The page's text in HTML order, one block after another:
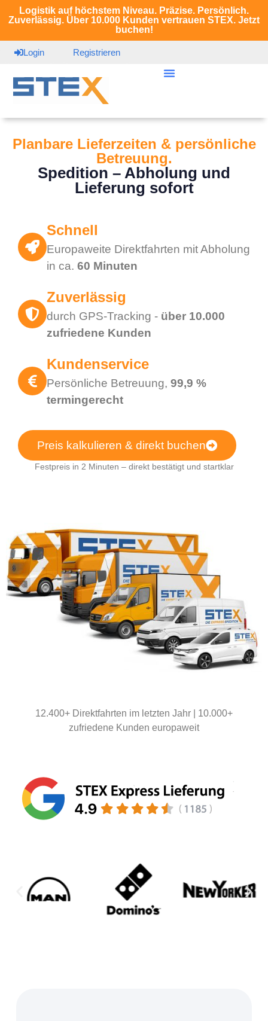
Logistik auf höchstem Niveau. Präzise. Persönlich.
Zuverlässig. Über 10.000 Kunden vertrauen STEX. Jetzt
buchen!
Login Registrieren
Planbare Lieferzeiten & persönliche
Betreuung.
Spedition – Abholung und
Lieferung sofort
Schnell
Europaweite Direktfahrten mit Abholung
in ca. 60 Minuten
Zuverlässig
durch GPS-Tracking - über 10.000
zufriedene Kunden
Kundenservice
Persönliche Betreuung, 99,9 %
termingerecht
Preis kalkulieren & direkt buchen
Festpreis in 2 Minuten – direkt bestätigt und startklar
12.400+ Direktfahrten im letzten Jahr | 10.000+
zufriedene Kunden europaweit